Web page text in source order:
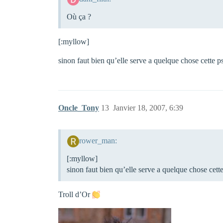
Où ça ?
[:myllow]
sinon faut bien qu’elle serve a quelque chose cette
Oncle_Tony Janvier 18, 2007, 6:39
13
rower_man:
[:myllow]
sinon faut bien qu’elle serve a quelque chose
Troll d’Or